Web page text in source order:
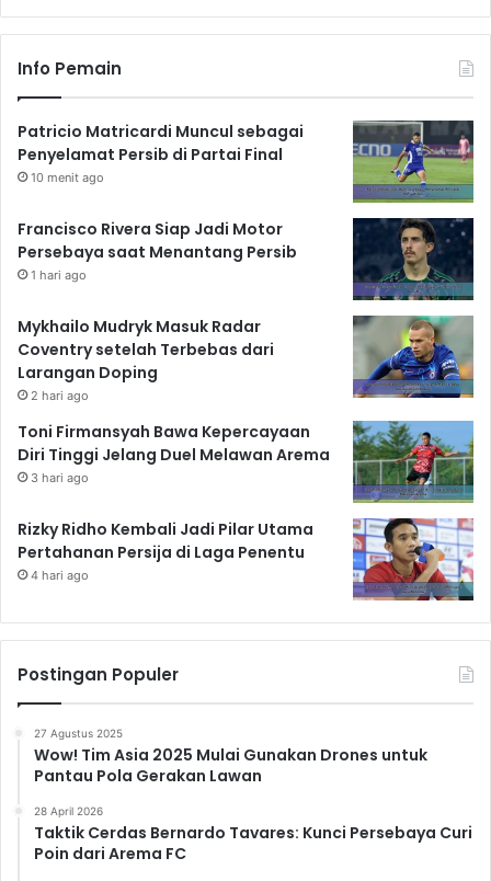
Info Pemain
Patricio Matricardi Muncul sebagai
Penyelamat Persib di Partai Final
10 menit ago
Francisco Rivera Siap Jadi Motor
Persebaya saat Menantang Persib
1 hari ago
Mykhailo Mudryk Masuk Radar
Coventry setelah Terbebas dari
Larangan Doping
2 hari ago
Toni Firmansyah Bawa Kepercayaan
Diri Tinggi Jelang Duel Melawan Arema
3 hari ago
Rizky Ridho Kembali Jadi Pilar Utama
Pertahanan Persija di Laga Penentu
4 hari ago
Postingan Populer
27 Agustus 2025
Wow! Tim Asia 2025 Mulai Gunakan Drones untuk
Pantau Pola Gerakan Lawan
28 April 2026
Taktik Cerdas Bernardo Tavares: Kunci Persebaya Curi
Poin dari Arema FC